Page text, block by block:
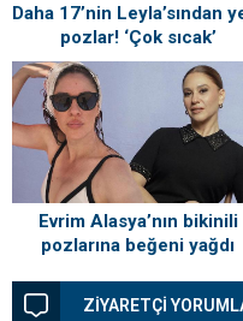
Daha 17’nin Leyla’sından
pozlar! ‘Çok sıcak’
Evrim Alasya’nın bikinili
pozlarına beğeni yağdı
ZİYARETÇİ